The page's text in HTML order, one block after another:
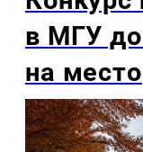
в МГУ
на место